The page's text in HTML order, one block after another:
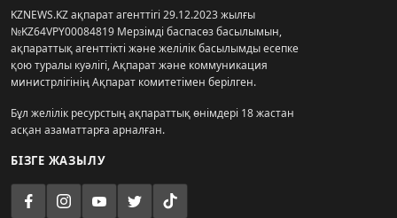
KZNEWS.KZ ақпарат агенттігі 29.12.2023 жылғы
№KZ64VPY00084819 Мерзімді баспасөз басылымын,
ақпараттық агенттікті және желілік басылымды есепке
қою туралы куәлігі, Ақпарат және коммуникация
министрлігінің Ақпарат комитетімен берілген.
Бұл желілік ресурстың ақпараттық өнімдері 18 жастан
асқан азаматтарға арналған.
БІЗГЕ ЖАЗЫЛУ